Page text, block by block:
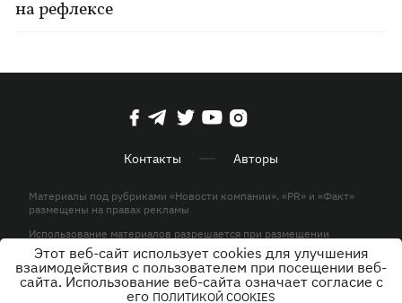
на рефлексе
Контакты Авторы
Материалы под рубриками «Новости компании», «PR» и «Факт»
размещены на правах рекламы
Использование материалов разрешается при размещении
активной гиперссылки на KP.UA в первом абзаце.
© ООО «ЮЛАВ МЕДИА»,2026. Все права защищены.
Этот веб-сайт использует cookies для улучшения
взаимодействия с пользователем при посещении веб-
сайта. Использование веб-сайта означает согласие с
его ПОЛИТИКОЙ COOKIES